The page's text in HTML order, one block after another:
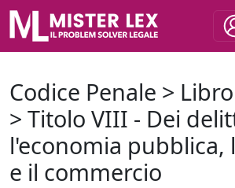
Codice Penale >
> Titolo VIII - Dei
l'economia pubblica,
e il commercio